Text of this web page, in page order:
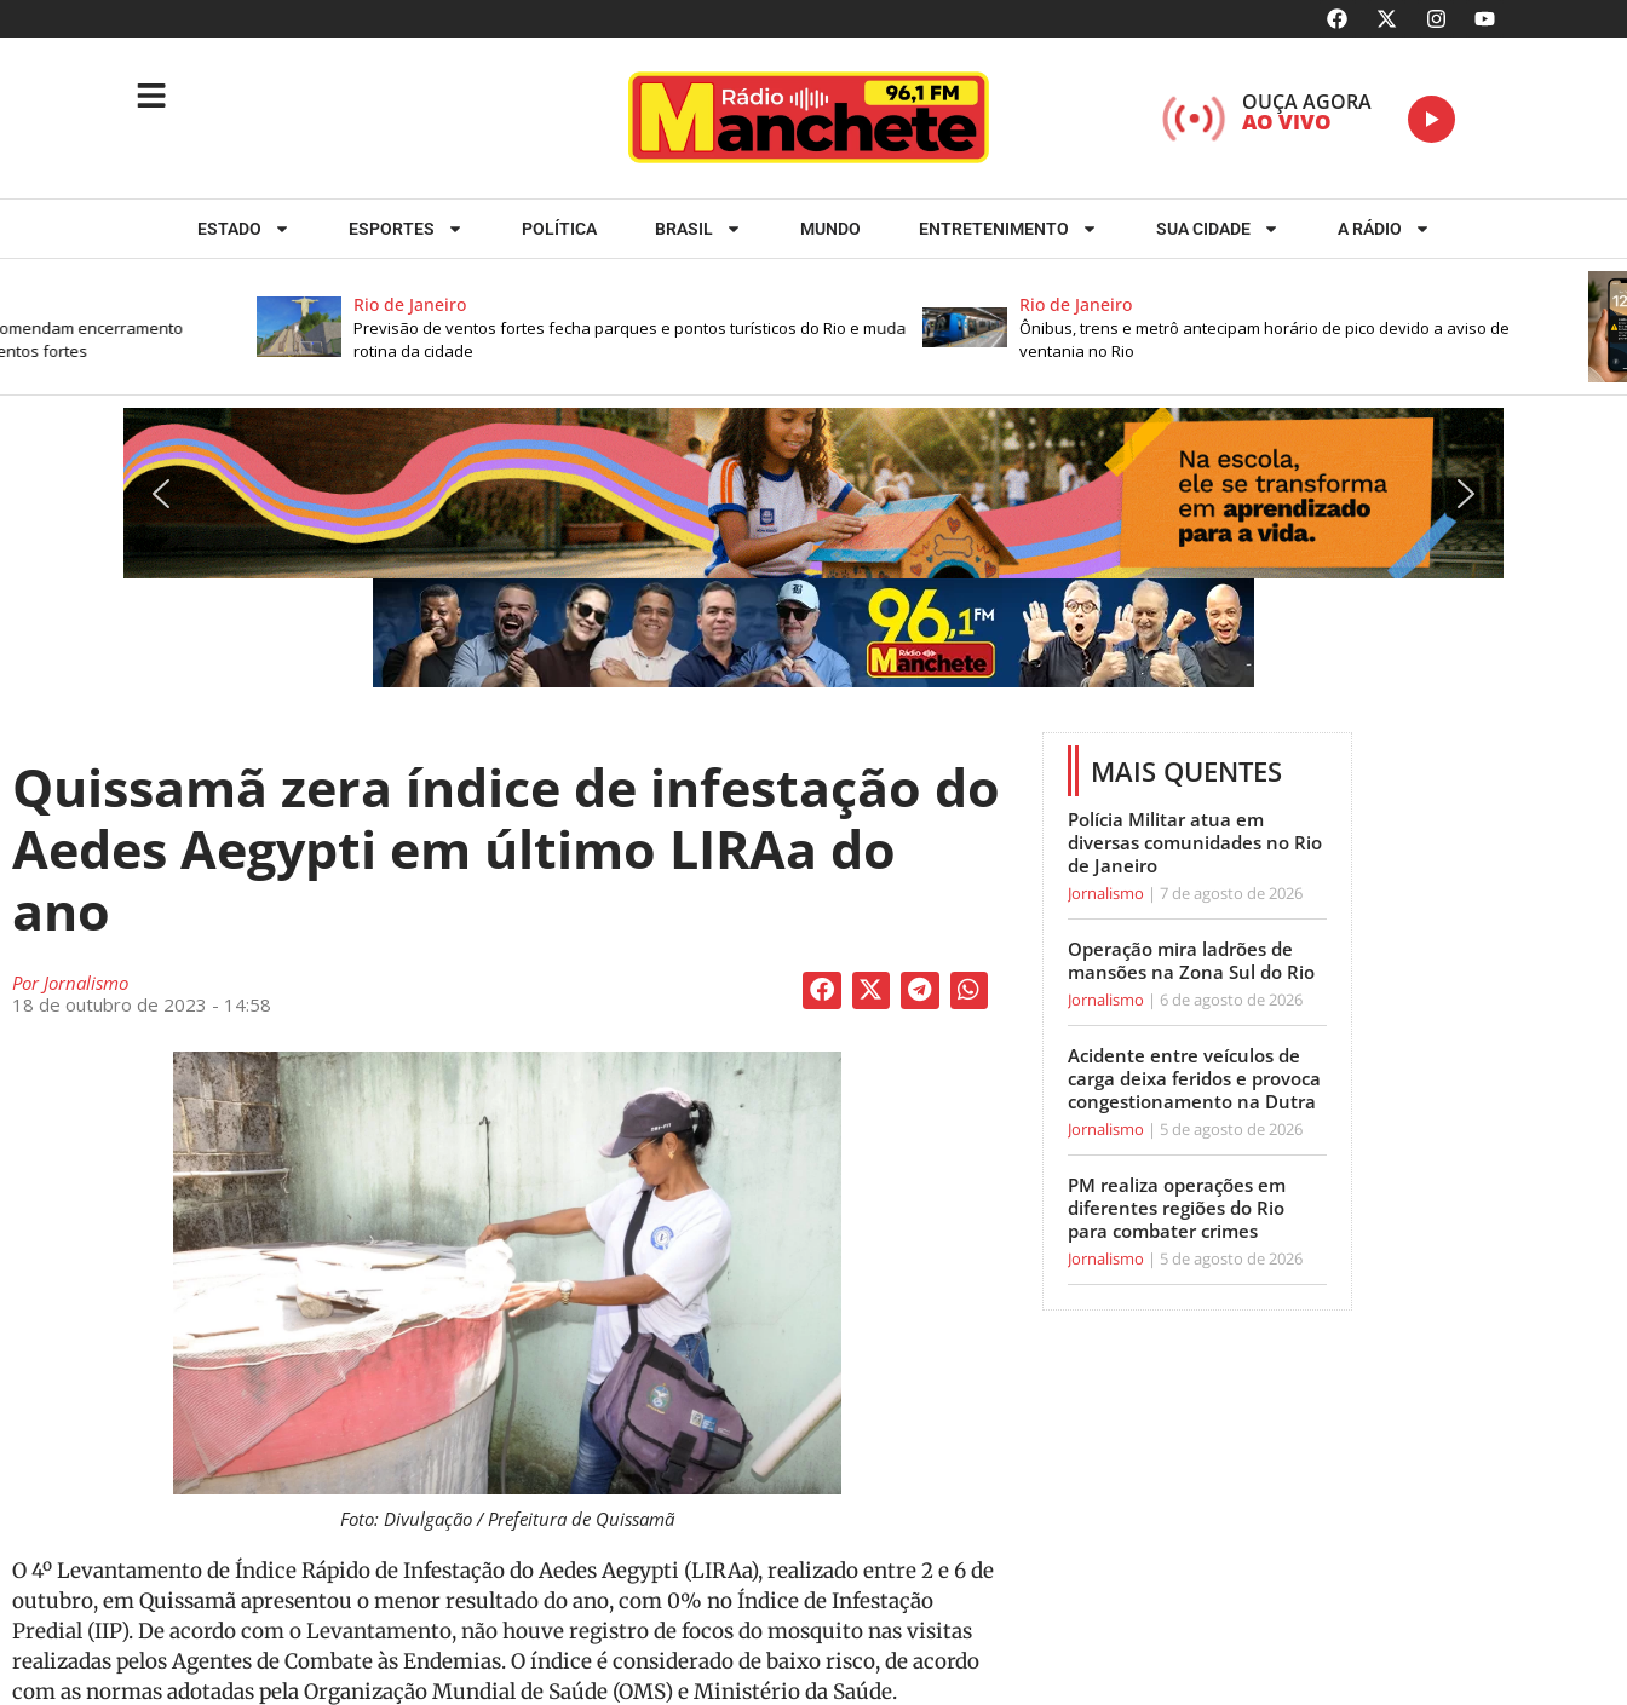
OUÇA AGORA
AO VIVO
ESTADO ESPORTES POLÍTICA BRASIL MUNDO ENTRETENIMENTO SUA CIDADE A RÁDIO
Rio de Janeiro
Previsão de ventos fortes fecha parques e pontos turísticos do Rio e muda
rotina da cidade
Rio de Janeiro
Ônibus, trens e metrô antecipam horário de pico devido a aviso de
ventania no Rio
encerramento
fortes
Quissamã zera índice de infestação do
Aedes Aegypti em último LIRAa do
ano
PorJornalismo
18 de outubro de 2023 - 14:58
Foto: Divulgação / Prefeitura de Quissamã
O 4º Levantamento de Índice Rápido de Infestação do Aedes Aegypti (LIRAa), realizado entre 2 e 6 de
outubro, em Quissamã apresentou o menor resultado do ano, com 0% no Índice de Infestação
Predial (IIP). De acordo com o Levantamento, não houve registro de focos do mosquito nas visitas
realizadas pelos Agentes de Combate às Endemias. O índice é considerado de baixo risco, de acordo
com as normas adotadas pela Organização Mundial de Saúde (OMS) e Ministério da Saúde.
MAIS QUENTES
Polícia Militar atua em
diversas comunidades no Rio
de Janeiro
Jornalismo 7 de agosto de 2026
Operação mira ladrões de
mansões na Zona Sul do Rio
Jornalismo 6 de agosto de 2026
Acidente entre veículos de
carga deixa feridos e provoca
congestionamento na Dutra
Jornalismo 5 de agosto de 2026
PM realiza operações em
diferentes regiões do Rio
para combater crimes
Jornalismo 5 de agosto de 2026